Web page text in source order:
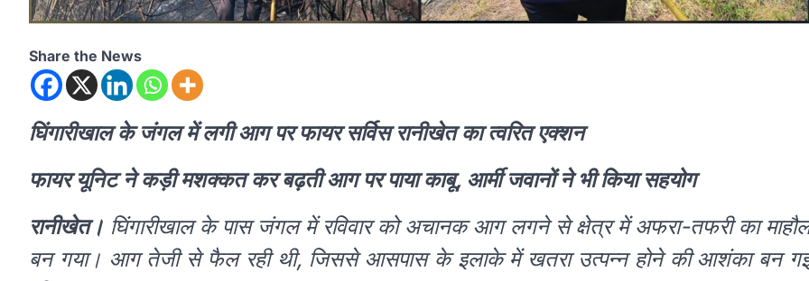
Share the News
घिंगारीखाल के जंगल में लगी आग पर फायर सर्विस रानीखेत का त्वरित एक्शन
फायर यूनिट ने कड़ी मशक्कत कर बढ़ती आग पर पाया काबू, आर्मी जवानों ने भी किया सहयोग
रानीखेत। घिंगारीखाल के पास जंगल में रविवार को अचानक आग लगने से क्षेत्र में अफरा-तफरी का
बन गया। आग तेजी से फैल रही थी, जिससे आसपास के इलाके में खतरा उत्पन्न होने की आशंका बन